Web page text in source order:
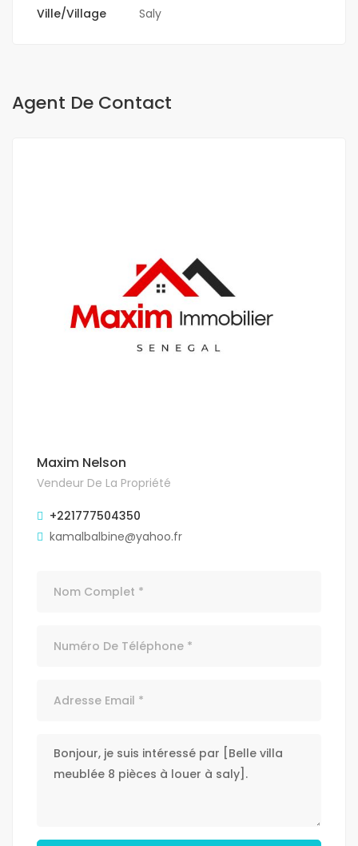
Ville/Village
Saly
Agent De Contact
Maxim Nelson
Vendeur De La Propriété
+221777504350
kamalbalbine@yahoo.fr